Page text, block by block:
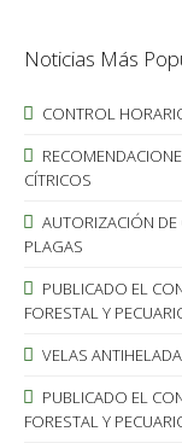
Noticias Más
CONTROL
CÍTRICOS
AUTORIZACIÓN DE
PLAGAS
PUBLICADO EL
FORESTAL Y
VELAS
PUBLICADO EL
FORESTAL Y